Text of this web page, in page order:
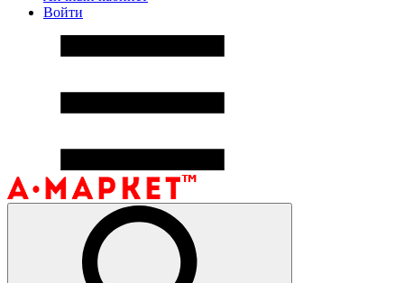
Войти